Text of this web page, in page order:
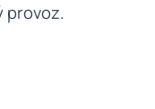
provoz.